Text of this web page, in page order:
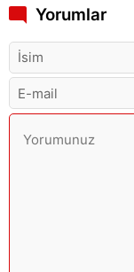
Yorumlar